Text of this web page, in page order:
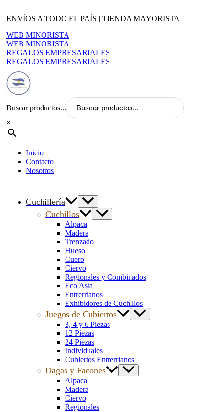
al
ENVÍOS A TODO EL PAÍS | TIENDA MAYORISTA
WEB MINORISTA
WEB MINORISTA
REGALOS EMPRESARIALES
REGALOS EMPRESARIALES
Buscar productos...
×
Inicio
Contacto
Nosotros
Cuchillería
Cuchillos
Alpaca
Madera
Trenzado
Hueso
Cuero
Ciervo
Regionales y Combinados
Eco Asta
Entrerrianos
Exhibidores de Cuchillos
Juegos de Cubiertos
3, 4 y 6 Piezas
12 Piezas
24 Piezas
Individuales
Cubiertos Entrerrianos
Dagas y Facones
Alpaca
Madera
Ciervo
Regionales